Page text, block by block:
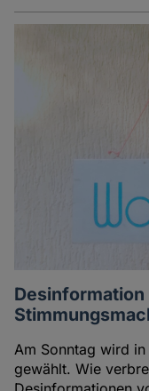
Am Sonntag wird
gewählt. Wie